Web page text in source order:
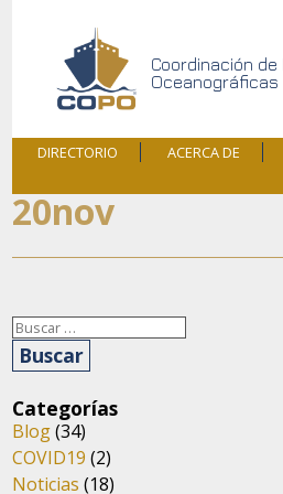
Coordinación
Oceanográficas
DIRECTORIO
ACERCA DE
ESTADÍSTICAS
OBJETIVOS
20nov
Buscar:
Categorías
Blog(34)
COVID19 (2)
Noticias (18)